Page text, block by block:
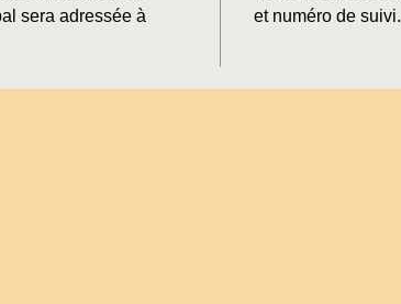
sera adressée à
et numéro de suivi.